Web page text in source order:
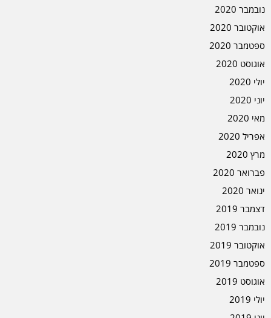
נובמבר 2020
אוקטובר 2020
ספטמבר 2020
אוגוסט 2020
יולי 2020
יוני 2020
מאי 2020
אפריל 2020
מרץ 2020
פברואר 2020
ינואר 2020
דצמבר 2019
נובמבר 2019
אוקטובר 2019
ספטמבר 2019
אוגוסט 2019
יולי 2019